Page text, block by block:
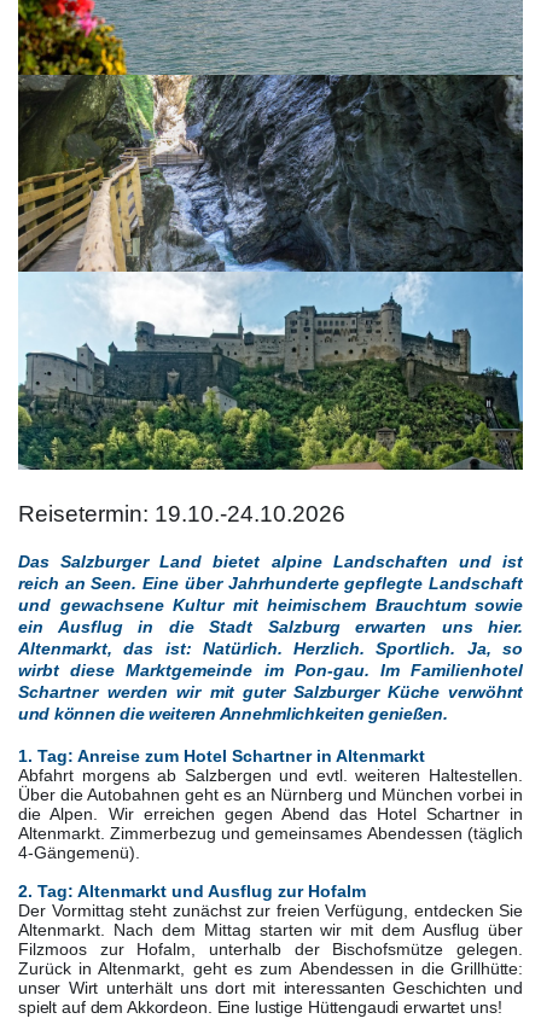
Reisetermin: 19.10.-24.10.2026
Das Salzburger Land bietet alpine Landschaften und ist
reich an Seen. Eine über Jahrhunderte gepflegte Landschaft
und gewachsene Kultur mit heimischem Brauchtum sowie
ein Ausflug in die Stadt Salzburg erwarten uns hier.
Altenmarkt, das ist: Natürlich. Herzlich. Sportlich. Ja, so
wirbt diese Marktgemeinde im Pon-gau. Im Familienhotel
Schartner werden wir mit guter Salzburger Küche verwöhnt
und können die weiteren Annehmlichkeiten genießen.
1. Tag: Anreise zum Hotel Schartner in Altenmarkt
Abfahrt morgens ab Salzbergen und evtl. weiteren Haltestellen.
Über die Autobahnen geht es an Nürnberg und München vorbei in
die Alpen. Wirerreichen gegen Abend das Hotel Schartnerin
Altenmarkt. Zimmerbezug und gemeinsames Abendessen (täglich
4-Gängemenü).
2. Tag: Altenmarkt und Ausflug zur Hofalm
Der Vormittag steht zunächst zur freien Verfügung, entdecken Sie
Altenmarkt. Nach dem Mittag starten wir mit dem Ausflug über
Filzmoos zur Hofalm, unterhalb der Bischofsmütze gelegen.
Zurück in Altenmarkt, geht es zumAbendessen in die Grillhütte:
unser Wirt unterhält uns dort mit interessanten Geschichten und
spielt auf dem Akkordeon. Eine lustige Hüttengaudi erwartet uns!